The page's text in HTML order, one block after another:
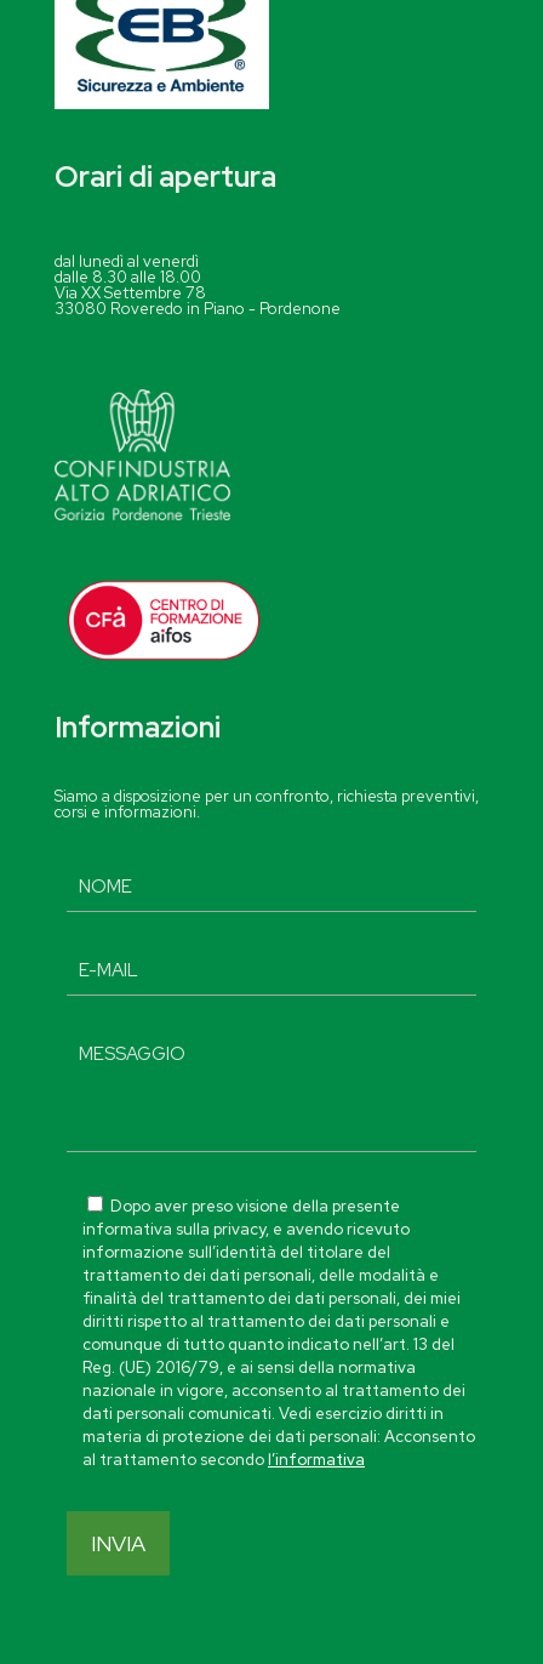
Orari di apertura
dal lunedì al venerdì
dalle 8.30 alle 18.00
Via XX Settembre 78
33080 Roveredo in Piano - Pordenone
Informazioni
Siamo a disposizione per un confronto, richiesta preventivi,
corsi e informazioni.
Dopo aver preso visione della presente
informativa sulla privacy, e avendo ricevuto
informazione sull’identità del titolare del
trattamento dei dati personali, delle modalità e
finalità del trattamento dei dati personali, dei miei
diritti rispetto al trattamento dei dati personali e
comunque di tutto quanto indicato nell’art. 13 del
Reg. (UE) 2016/79, e ai sensi della normativa
nazionale in vigore, acconsento al trattamento dei
dati personali comunicati. Vedi esercizio diritti in
materia di protezione dei dati personali: Acconsento
al trattamento secondol’informativa